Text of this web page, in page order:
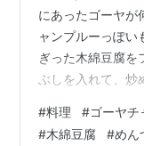
にあったゴーヤが
ャンプルーっぽい
ぎった木綿豆腐を
ぶしを入れて、炒
#料理 #ゴーヤチ
#木綿豆腐 #めん